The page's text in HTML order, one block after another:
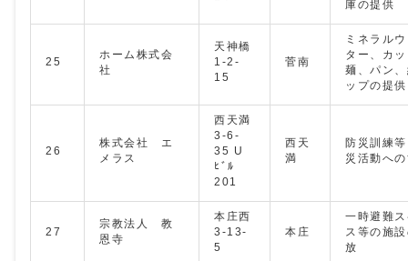
庫の提供
25
ホーム株式会
社
天神橋
1-2-
15
菅南
ミネラル
ター、カ
麺、パン
ップの提供
26
株式会社 エ
メラス
西天満
3-6-
35 U
ﾋﾞﾙ
201
西天
満
防災訓練
災活動へ
27
宗教法人 教
恩寺
本庄西
3-13-
5
本庄
一時避難
ス等の施
放